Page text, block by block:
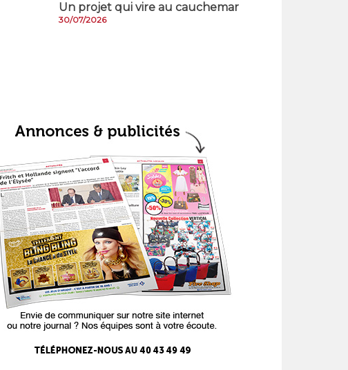
Un projet qui vire au cauchemar
30/07/2026